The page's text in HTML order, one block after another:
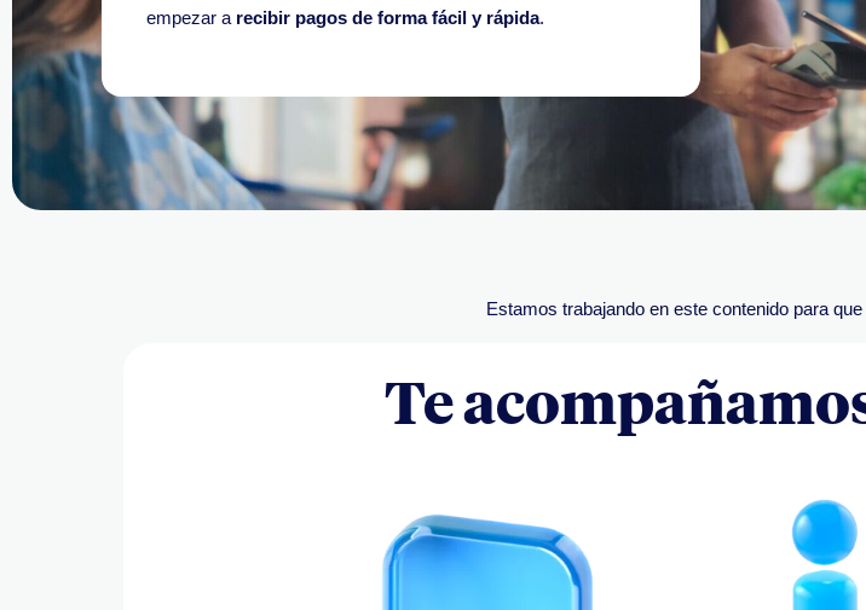
empezar a recibir pagos de forma fácil y rápida.
Estamos trabajando en este contenido para
Te